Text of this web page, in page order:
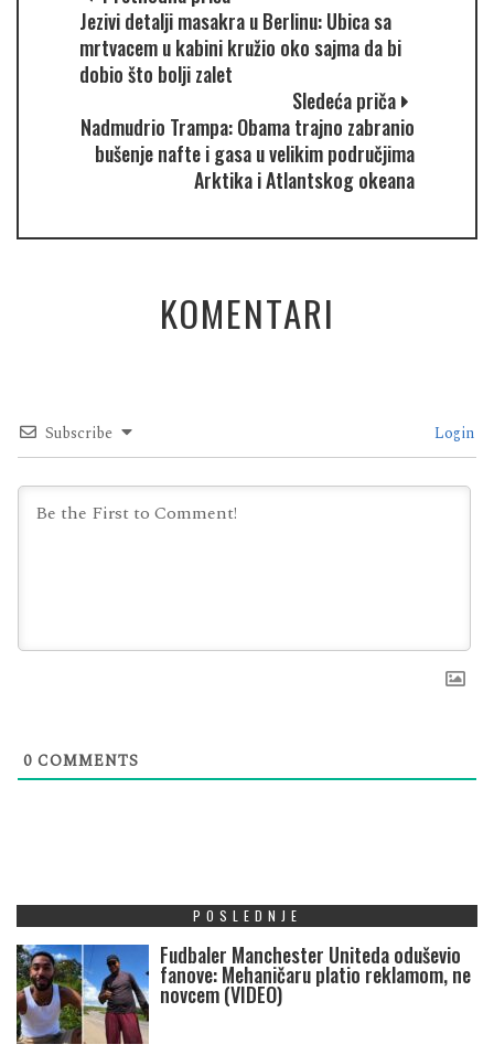
Jezivi detalji masakra u Berlinu: Ubica sa
mrtvacem u kabini kružio oko sajma da bi
dobio što bolji zalet
Sledeća priča
Nadmudrio Trampa: Obama trajno zabranio
bušenje nafte i gasa u velikim područjima
Arktika i Atlantskog okeana
KOMENTARI
Subscribe Login
0 COMMENTS
POSLEDNJE
Fudbaler Manchester Uniteda oduševio
fanove: Mehaničaru platio reklamom, ne
novcem (VIDEO)